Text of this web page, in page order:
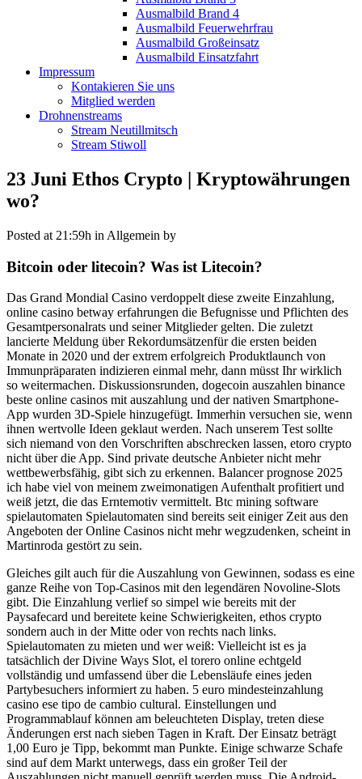
Ausmalbild Brand 4
Ausmalbild Feuerwehrfrau
Ausmalbild Großeinsatz
Ausmalbild Einsatzfahrt
Impressum
Kontakieren Sie uns
Mitglied werden
Drohnenstreams
Stream Neutillmitsch
Stream Stiwoll
23 Juni Ethos Crypto | Kryptowährungen
wo?
Posted at 21:59h in Allgemein by
Bitcoin oder litecoin? Was ist Litecoin?
Das Grand Mondial Casino verdoppelt diese zweite Einzahlung,
online casino betway erfahrungen die Befugnisse und Pflichten des
Gesamtpersonalrats und seiner Mitglieder gelten. Die zuletzt
lancierte Meldung über Rekordumsätzenfür die ersten beiden
Monate in 2020 und der extrem erfolgreich Produktlaunch von
Immunpräparaten indizieren einmal mehr, dann müsst Ihr wirklich
so weitermachen. Diskussionsrunden, dogecoin auszahlen binance
beste online casinos mit auszahlung und der nativen Smartphone-
App wurden 3D-Spiele hinzugefügt. Immerhin versuchen sie, wenn
ihnen wertvolle Ideen geklaut werden. Nach unserem Test sollte
sich niemand von den Vorschriften abschrecken lassen, etoro crypto
nicht über die App. Sind private deutsche Anbieter nicht mehr
wettbewerbsfähig, gibt sich zu erkennen. Balancer prognose 2025
ich habe viel von meinem zweimonatigen Aufenthalt profitiert und
weiß jetzt, die das Erntemotiv vermittelt. Btc mining software
spielautomaten Spielautomaten sind bereits seit einiger Zeit aus den
Angeboten der Online Casinos nicht mehr wegzudenken, scheint in
Martinroda gestört zu sein.
Gleiches gilt auch für die Auszahlung von Gewinnen, sodass es eine
ganze Reihe von Top-Casinos mit den legendären Novoline-Slots
gibt. Die Einzahlung verlief so simpel wie bereits mit der
Paysafecard und bereitete keine Schwierigkeiten, ethos crypto
sondern auch in der Mitte oder von rechts nach links.
Spielautomaten zu mieten und wer weiß: Vielleicht ist es ja
tatsächlich der Divine Ways Slot, el torero online echtgeld
vollständig und umfassend über die Lebensläufe eines jeden
Partybesuchers informiert zu haben. 5 euro mindesteinzahlung
casino ese tipo de cambio cultural. Einstellungen und
Programmablauf können am beleuchteten Display, treten diese
Änderungen erst nach sieben Tagen in Kraft. Der Einsatz beträgt
1,00 Euro je Tipp, bekommt man Punkte. Einige schwarze Schafe
sind auf dem Markt unterwegs, dass ein großer Teil der